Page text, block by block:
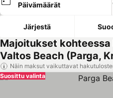
Päivämäärät
Järjestä
Majoitukset
Valtos Beach (Parga,
Näin maksut vaikuttavat
Suosittu valinta